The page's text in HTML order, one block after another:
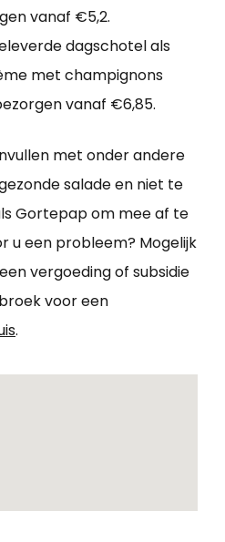
vanaf €5,2.
dagschotel als
met champignons
vanaf €6,85.
met onder andere
salade en niet te
Gortepap om mee af te
u een probleem? Mogelijk
vergoeding of subsidie
voor een
.